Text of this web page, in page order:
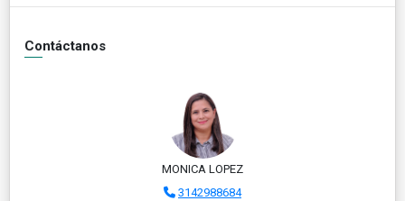
Contáctanos
MONICA LOPEZ
3142988684